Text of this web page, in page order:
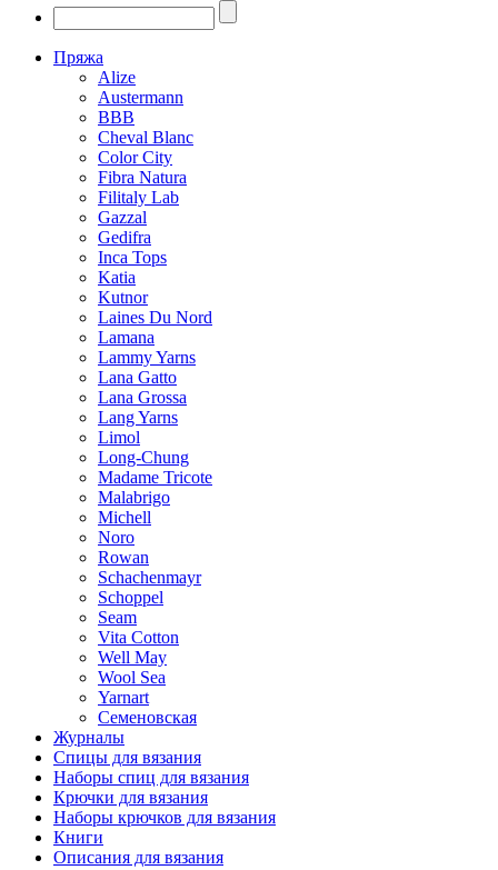
Пряжа
Alize
Austermann
BBB
Cheval Blanc
Color City
Fibra Natura
Filitaly Lab
Gazzal
Gedifra
Inca Tops
Katia
Kutnor
Laines Du Nord
Lamana
Lammy Yarns
Lana Gatto
Lana Grossa
Lang Yarns
Limol
Long-Chung
Madame Tricote
Malabrigo
Michell
Noro
Rowan
Schachenmayr
Schoppel
Seam
Vita Cotton
Well May
Wool Sea
Yarnart
Семеновская
Журналы
Спицы для вязания
Наборы спиц для вязания
Крючки для вязания
Наборы крючков для вязания
Книги
Описания для вязания